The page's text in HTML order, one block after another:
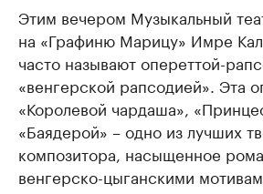
Этим вечером Музыкальный
на «Графиню Марицу» Имре
часто называют опереттой-
«венгерской рапсодией». Эта
«Королевой чардаша»,
«Баядерой» – одно из лучших
композитора, насыщенное
венгерско-цыганскими